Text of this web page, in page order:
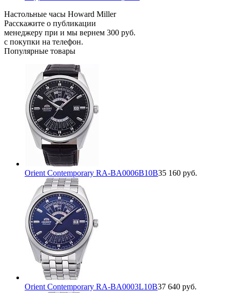
Настольные часы Howard Miller
Расскажите о публикации
менеджеру при и мы вернем 300 руб.
с покупки на телефон.
Популярные товары
Orient Contemporary RA-BA0006B10B35 160 руб.
Orient Contemporary RA-BA0003L10B37 640 руб.